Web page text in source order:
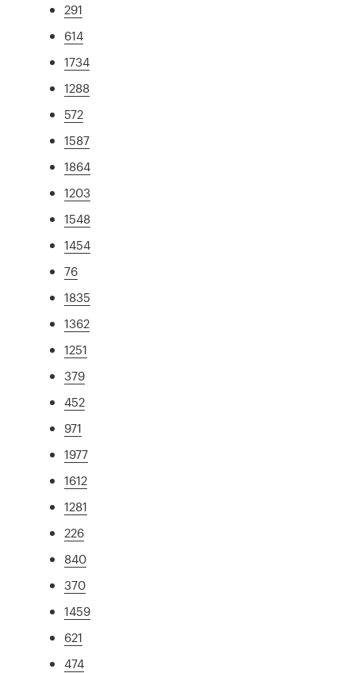
291
614
1734
1288
572
1587
1864
1203
1548
1454
76
1835
1362
1251
379
452
971
1977
1612
1281
226
840
370
1459
621
474